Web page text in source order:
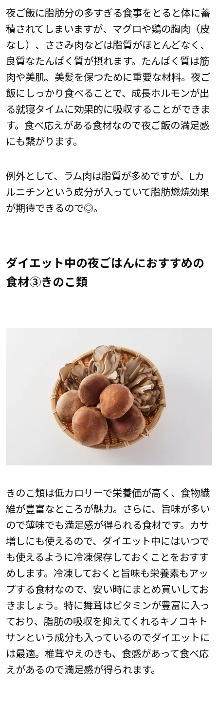
夜ご飯に脂肪分の多すぎる食事をとると体に蓄
積されてしまいますが、マグロや鶏の胸肉（皮
なし）、ささみ肉などは脂質がほとんどなく、
良質なたんぱく質が摂れます。たんぱく質は筋
肉や美肌、美髪を保つために重要な材料。夜ご
飯にしっかり食べることで、成長ホルモンが出
る就寝タイムに効果的に吸収することができま
す。食べ応えがある食材なので夜ご飯の満足感
にも繋がります。
例外として、ラム肉は脂質が多めですが、Lカ
ルニチンという成分が入っていて脂肪燃焼効果
が期待できるので◎。
ダイエット中の夜ごはんにおすすめの
食材③きのこ類
きのこ類は低カロリーで栄養価が高く、食物繊
維が豊富なところが魅力。さらに、旨味が多い
ので薄味でも満足感が得られる食材です。カサ
増しにも使えるので、ダイエット中にはいつで
も使えるように冷凍保存しておくことをおすす
めします。冷凍しておくと旨味も栄養素もアッ
プする食材なので、安い時にまとめ買いしてお
きましょう。特に舞茸はビタミンが豊富に入っ
ており、脂肪の吸収を抑えてくれるキノコキト
サンという成分も入っているのでダイエットに
は最適。椎茸やえのきも、食感があって食べ応
えがあるので満足感が得られます。